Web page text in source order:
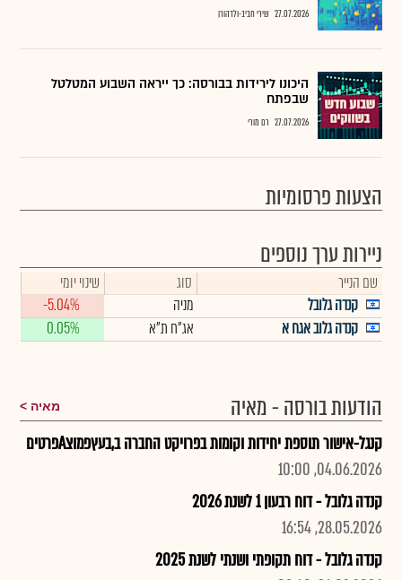
27.07.2026 שירי חביב-ולדהורן
היכונו לירידות בבורסה: כך ייראה השבוע המטלטל
שבפתח
27.07.2026 רם מורי
הצעות פרסומיות
ניירות ערך נוספים
שם הנייר סוג
שינוי יומי
קנדה גלובל
מניה
-5.04%
קנדה גלוב אגח א
אג"ח ת"א 0.05%
הודעות בורסה - מאיה מאיה
קנגל-אישור תוספת יחידות וקומות בפרויקט החברה ב,בעץפמוצAפרטים
04.06.2026, 10:00
קנדה גלובל - דוח רבעון 1 לשנת 2026
28.05.2026, 16:54
קנדה גלובל - דוח תקופתי ושנתי לשנת 2025